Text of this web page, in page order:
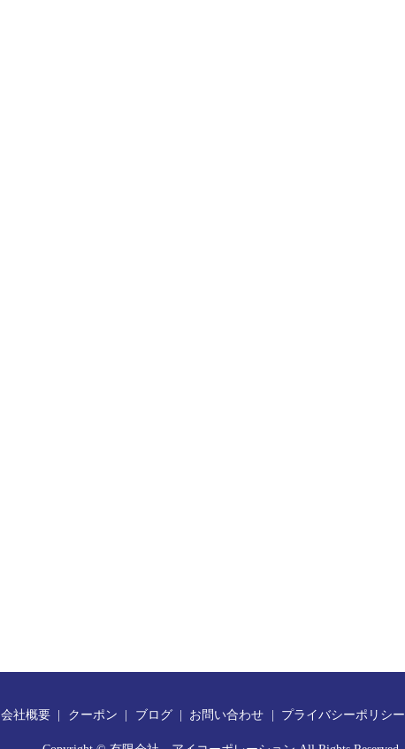
会社概要 クーポン ブログ お問い合わせ プライバシーポリシー